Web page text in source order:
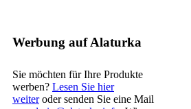
Werbung auf Alaturka
Sie möchten für Ihre Produkte
werben? Lesen Sie hier
weiteroder senden Sie eine Mail